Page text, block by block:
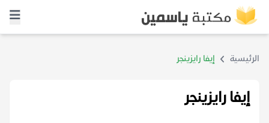
الرئيسية إيفا رايزينجر
إيفا رايزينجر